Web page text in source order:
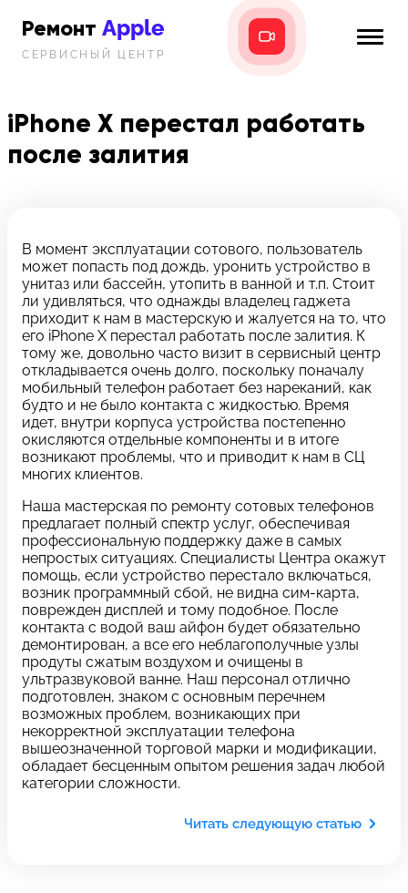
Ремонт Apple
СЕРВИСНЫЙ ЦЕНТР
iPad
MacBook
Новости
i-info
Телефон:
+7 (812) 409-39-75
Адрес:
8 Красноармейская, 18
Режим работы:
c 10:00 до 21:00
Связаться с нами
iPhone X перестал работать
после залития
В момент эксплуатации сотового, пользователь
может попасть под дождь, уронить устройство в
унитаз или бассейн, утопить в ванной и т.п. Стоит
ли удивляться, что однажды владелец гаджета
приходит к нам в мастерскую и жалуется на то, что
его iPhone X перестал работать после залития. К
тому же, довольно часто визит в сервисный центр
откладывается очень долго, поскольку поначалу
мобильный телефон работает без нареканий, как
будто и не было контакта с жидкостью. Время
идет, внутри корпуса устройства постепенно
окисляются отдельные компоненты и в итоге
возникают проблемы, что и приводит к нам в СЦ
многих клиентов.
Наша мастерская по ремонту сотовых телефонов
предлагает полный спектр услуг, обеспечивая
профессиональную поддержку даже в самых
непростых ситуациях. Специалисты Центра окажут
помощь, если устройство перестало включаться,
возник программный сбой, не видна сим-карта,
поврежден дисплей и тому подобное. После
контакта с водой ваш айфон будет обязательно
демонтирован, а все его неблагополучные узлы
продуты сжатым воздухом и очищены в
ультразвуковой ванне. Наш персонал отлично
подготовлен, знаком с основным перечнем
возможных проблем, возникающих при
некорректной эксплуатации телефона
вышеозначенной торговой марки и модификации,
обладает бесценным опытом решения задач любой
категории сложности.
Читать следующую статью
Задать вопрос
*бесплатно
Заполните форму обратной
связи и ждите звонка:
Отправить
Оставьте свой
отзыв
Заполните все необходимые поля
Введите имя